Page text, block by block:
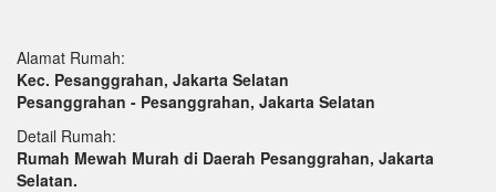
Alamat Rumah:
Kec. Pesanggrahan, Jakarta Selatan
Pesanggrahan - Pesanggrahan, Jakarta Selatan
Detail Rumah:
Rumah Mewah Murah di Daerah Pesanggrahan, Jakarta
Selatan.